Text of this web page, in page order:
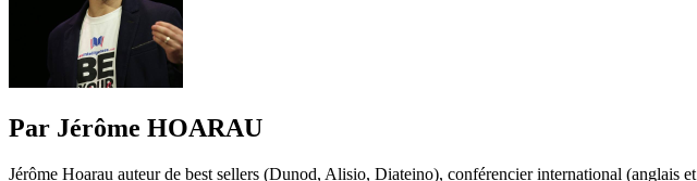
Par Jérôme HOARAU
Jérôme Hoarau auteur de best sellers (Dunod, Alisio, Diateino), conférencier international (anglais